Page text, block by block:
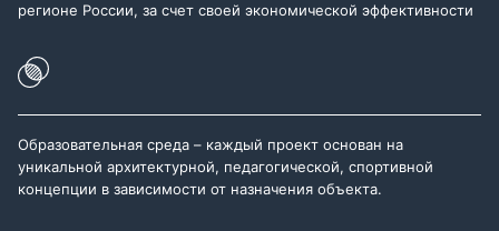
регионе России, за счет своей экономической эффективности
Образовательная среда – каждый проект основан на
уникальной архитектурной, педагогической, спортивной
концепции в зависимости от назначения объекта.